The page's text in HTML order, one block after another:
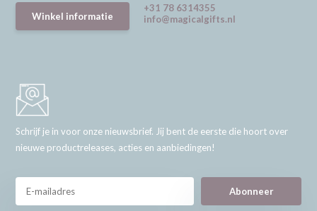
Winkel informatie
+31 78 6314355
info@magicalgifts.nl
Schrijf je in voor onze nieuwsbrief. Jij bent de eerste die hoort over
nieuwe productreleases, acties en aanbiedingen!
Abonneer